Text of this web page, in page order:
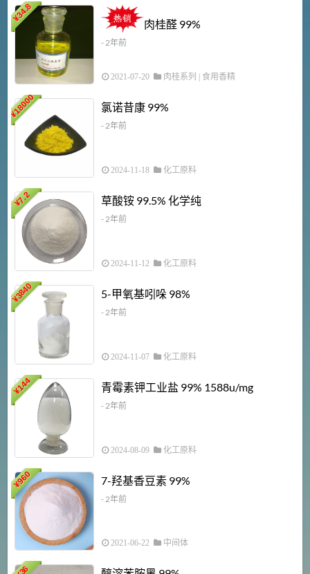
¥
34.8
肉桂醛 99%
- 2年前
2021-07-20 肉桂系列 | 食用香精
¥
18000 氯诺昔康 99%
- 2年前
2024-11-18 化工原料
¥
7.2 草酸铵 99.5% 化学纯
- 2年前
2024-11-12 化工原料
¥
3840 5-甲氧基吲哚 98%
- 2年前
2024-11-07 化工原料
¥
144 青霉素钾工业盐 99% 1588u/mg
- 2年前
2024-08-09 化工原料
¥
960 7-羟基香豆素 99%
- 2年前
2021-06-22 中间体
36